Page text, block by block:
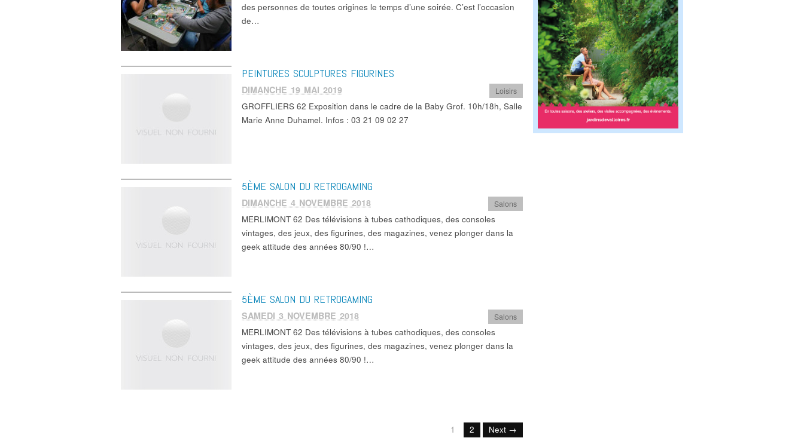
des personnes de toutes origines le temps d’une soirée. C’est l’occasion
de…
PEINTURES SCULPTURES FIGURINES
DIMANCHE 19 MAI 2019 Loisirs
GROFFLIERS 62 Exposition dans le cadre de la Baby Grof. 10h/18h, Salle
Marie Anne Duhamel. Infos : 03 21 09 02 27
5ÈME SALON DU RETROGAMING
DIMANCHE 4 NOVEMBRE 2018 Salons
MERLIMONT 62 Des télévisions à tubes cathodiques, des consoles
vintages, des jeux, des figurines, des magazines, venez plonger dans la
geek attitude des années 80/90 !…
5ÈME SALON DU RETROGAMING
SAMEDI 3 NOVEMBRE 2018 Salons
MERLIMONT 62 Des télévisions à tubes cathodiques, des consoles
vintages, des jeux, des figurines, des magazines, venez plonger dans la
geek attitude des années 80/90 !…
1 2 Next →